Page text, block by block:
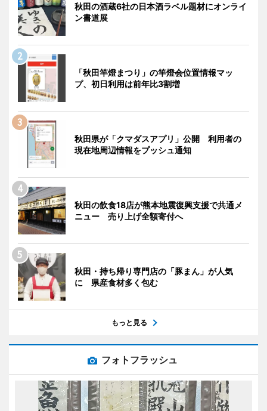
秋田の酒蔵6社の日本酒ラベル題材にオンライ
ン書道展
「秋田竿燈まつり」の竿燈会位置情報マッ
プ、初日利用は前年比3割増
秋田県が「クマダスアプリ」公開 利用者の
現在地周辺情報をプッシュ通知
秋田の飲食18店が熊本地震復興支援で共通メ
ニュー 売り上げ全額寄付へ
秋田・持ち帰り専門店の「豚まん」が人気
に 県産食材多く包む
もっと見る
フォトフラッシュ